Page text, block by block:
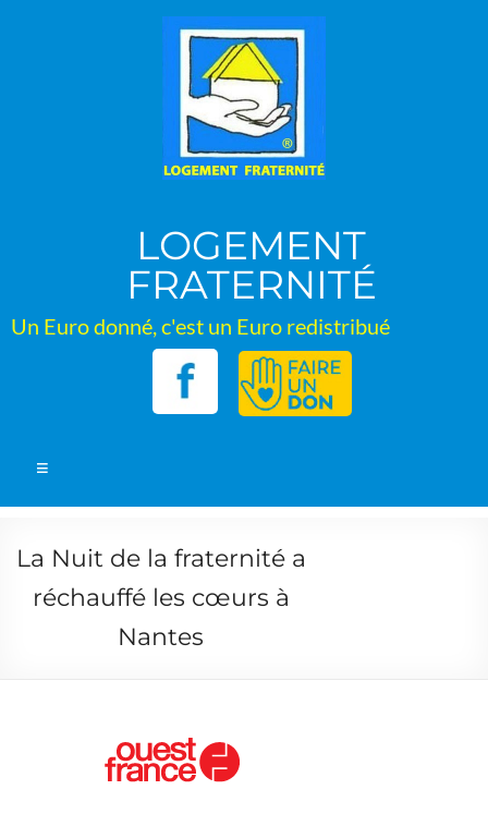
LOGEMENT
FRATERNITÉ
Un Euro donné, c'est un Euro redistribué
La Nuit de la fraternité a
réchauffé les cœurs à
Nantes